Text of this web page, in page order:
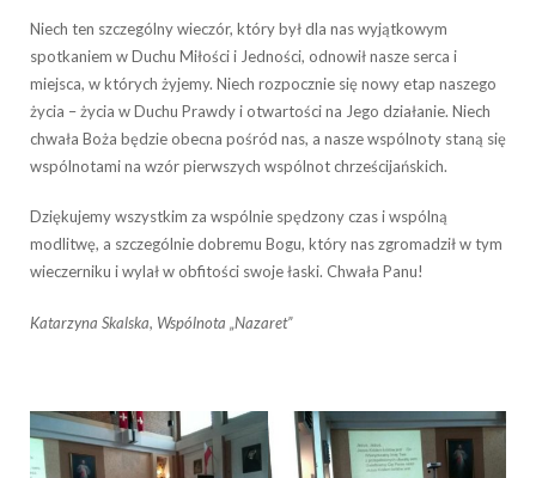
Niech ten szczególny wieczór, który był dla nas wyjątkowym
spotkaniem w Duchu Miłości i Jedności, odnowił nasze serca i
miejsca, w których żyjemy. Niech rozpocznie się nowy etap naszego
życia – życia w Duchu Prawdy i otwartości na Jego działanie. Niech
chwała Boża będzie obecna pośród nas, a nasze wspólnoty staną się
wspólnotami na wzór pierwszych wspólnot chrześcijańskich.
Dziękujemy wszystkim za wspólnie spędzony czas i wspólną
modlitwę, a szczególnie dobremu Bogu, który nas zgromadził w tym
wieczerniku i wylał w obfitości swoje łaski. Chwała Panu!
Katarzyna Skalska, Wspólnota „Nazaret”